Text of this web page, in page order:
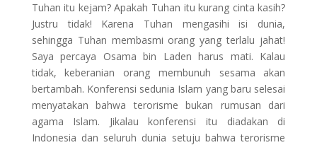
Tuhan itu kejam? Apakah Tuhan itu kurang cinta kasih?
Justru tidak! Karena Tuhan mengasihi isi dunia,
sehingga Tuhan membasmi orang yang terlalu jahat!
Saya percaya Osama bin Laden harus mati. Kalau
tidak, keberanian orang membunuh sesama akan
bertambah. Konferensi sedunia Islam yang baru selesai
menyatakan bahwa terorisme bukan rumusan dari
agama Islam. Jikalau konferensi itu diadakan di
Indonesia dan seluruh dunia setuju bahwa terorisme